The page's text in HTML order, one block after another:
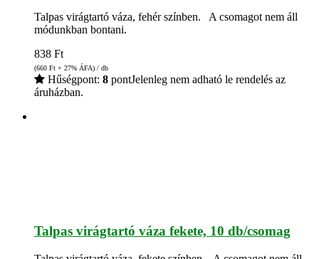
Talpas virágtartó váza, fehér színben. A csomagot nem áll
módunkban bontani.
838 Ft
(660 Ft + 27% ÁFA) / db
Hűségpont: 8 pontJelenleg nem adható le rendelés az
áruházban.
Talpas virágtartó váza fekete, 10 db/csomag